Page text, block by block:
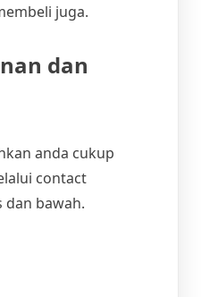
juga.
dan
anda cukup
contact
bawah.